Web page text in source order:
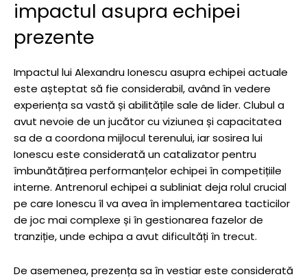
impactul asupra echipei
prezente
Impactul lui Alexandru Ionescu asupra echipei actuale
este așteptat să fie considerabil, având în vedere
experiența sa vastă și abilitățile sale de lider. Clubul a
avut nevoie de un jucător cu viziunea și capacitatea
sa de a coordona mijlocul terenului, iar sosirea lui
Ionescu este considerată un catalizator pentru
îmbunătățirea performanțelor echipei în competițiile
interne. Antrenorul echipei a subliniat deja rolul crucial
pe care Ionescu îl va avea în implementarea tacticilor
de joc mai complexe și în gestionarea fazelor de
tranziție, unde echipa a avut dificultăți în trecut.
De asemenea, prezența sa în vestiar este considerată